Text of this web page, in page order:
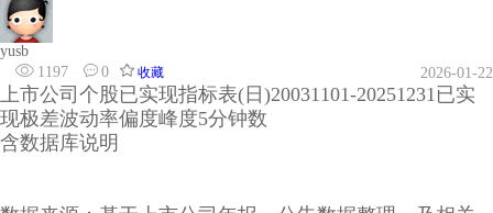
yusb
1197
0 收藏 2026-01-22
上市公司个股已实现指标表(日)20031101-20251231已实
现极差波动率偏度峰度5分钟数
含数据库说明